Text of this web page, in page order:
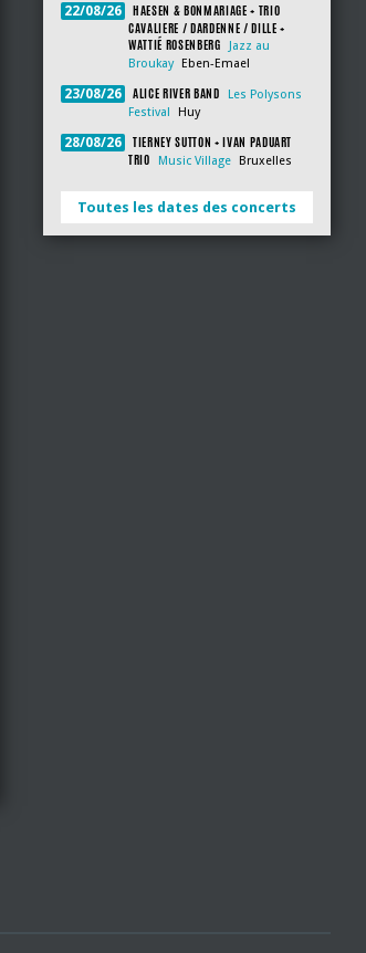
22/08/26
HAESEN & BONMARIAGE + TRIO
CAVALIERE / DARDENNE / DILLE +
WATTIÉ ROSENBERG
Jazz au
Broukay
Eben-Emael
23/08/26 ALICE RIVER BAND
Les Polysons
Festival
Huy
28/08/26
TIERNEY SUTTON + IVAN PADUART
TRIO
Music Village Bruxelles
Toutes les dates des concerts